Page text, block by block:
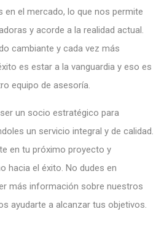
en el mercado, lo que nos permite
y acorde a la realidad actual.
cambiante y cada vez más
es estar a la vanguardia y eso es
equipo de asesoría.
un socio estratégico para
un servicio integral y de calidad.
en tu próximo proyecto y
hacia el éxito. No dudes en
más información sobre nuestros
ayudarte a alcanzar tus objetivos.